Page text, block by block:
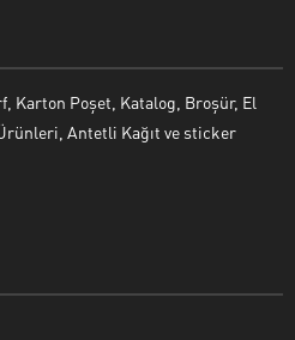
Karton Poşet, Katalog, Broşür, El
Antetli Kağıt ve sticker